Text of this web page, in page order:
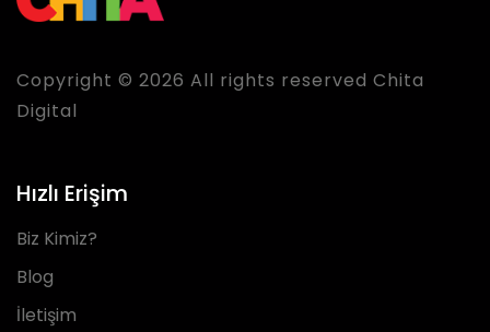
Copyright © 2026 All rights reserved Chita
Digital
Hızlı Erişim
Biz Kimiz?
Blog
İletişim